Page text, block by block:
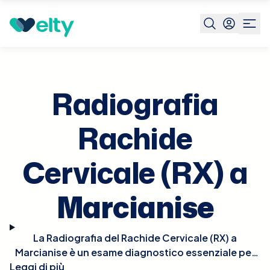
Prenota visita Radiografia Rachide Cervicale Rx
Radiografia
Rachide
Cervicale (RX) a
Marcianise
La Radiografia del Rachide Cervicale (RX) a
Marcianise è un esame diagnostico essenziale per
valutare le vertebre cervicali, fondamentale in
Leggi di più